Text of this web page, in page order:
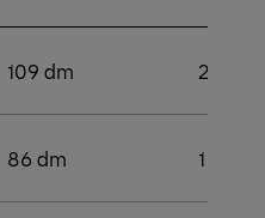
109 dm 2
86 dm 1